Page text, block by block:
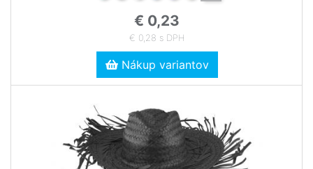
€ 0,23
€ 0,28 s DPH
Nákup variantov